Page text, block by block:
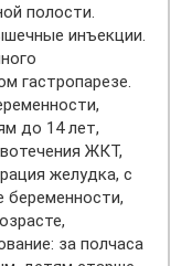
полости.
инъекции.
гастропарезе.
до 14 лет,
ЖКТ,
желудка, с
за полчаса